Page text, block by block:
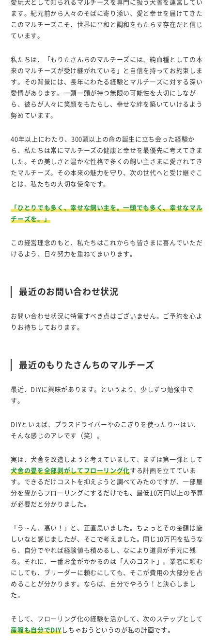
愛玩犬として知られるマルチーズを専門に扱う犬舎を運営してい
ます。紀元前から人々のそばに寄り添い、愛と幸せを届けてきた
このマルチーズこそ、世界に平和と調和をもたらす存在だと信じ
ています。
私たちは、「もりたさんちのマルチーズには、純血種としての本
来のマルチーズが受け継がれている」と自信を持ってお約束しま
す。その背景には、長年にわたる経験とマルチーズに対する深い
愛情があります。一頭一頭が持つ無限の可能性を大切にしなが
ら、彼らが人々に笑顔をもたらし、幸せな絆を築いていけるよう
努めています。
40年以上にわたり、300頭以上の命の誕生に立ち会った経験か
ら、私たちは常にマルチーズの健康と幸せを最優先に考えてきま
した。その美しさと温かな性格で多くの飼い主さまに愛されてき
たマルチーズ。その本来の魅力を守り、次の世代へと受け継ぐこ
とは、私たちの大切な使命です。
「ひとりでも多く、幸せな飼い主を。一頭でも多く、幸せなマル
チーズを。」
この経営理念のもと、私たちはこれからも皆さまに喜んでいただ
けるよう、日々努力を重ねてまいります。
最近のお問い合わせ状況
お問い合わせ状況に特筆すべき点はございません。ご予約を心よ
りお待ちしております。
最近のもりたさんちのマルチーズ
最近、DIYに興味があります。というより、少しずつ勉強中で
す。
DIYといえば、プラスドライバーやのこぎりを使ったり…はい、
そんな感じのアレです（笑）。
実は、犬舎を改造しようと考えていまして、まずは第一弾として
犬舎の畳を全部剥がしてフローリング化する計画を立てていま
す。できるだけコストを抑えようと調べてみたのですが、一部屋
分を畳からフローリングにするだけでも、最低10万円以上の予算
が必要だと分かりました。
「う～ん、高い！」と、正直思いました。ちょっとその金額は厳
しいなと感じましたが、そこで考えました。同じ10万円を払うな
ら、自分でやれば経験値も積めるし、なにより道具が手元に残
る。それに、一番お金がかかるのは「人のコスト」。業者に頼む
にしても、ブリーダーに頼むにしても、そこが費用の大部分を占
めることが分かります。ならば、自分でやろう！と決心しまし
た。
そして、フローリング化の経験を活かして、次のステップとして
産箱も自分でDIY しちゃおうというのが私の計画です。